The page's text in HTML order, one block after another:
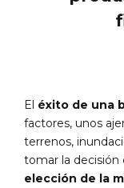
El éxito de una
factores, unos
terrenos,
tomar la decisión
elección de la